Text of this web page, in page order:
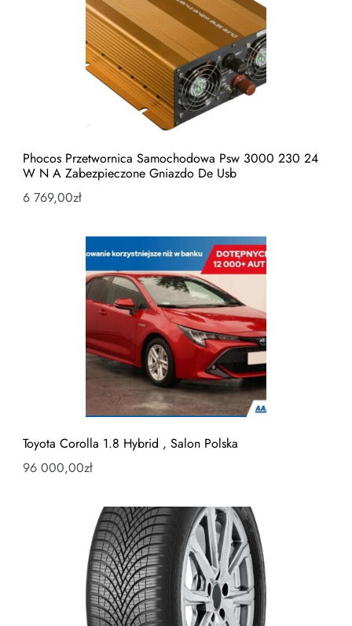
Phocos Przetwornica Samochodowa Psw 3000 230 24
W N A Zabezpieczone Gniazdo De Usb
6 769,00zł
Toyota Corolla 1.8 Hybrid , Salon Polska
96 000,00zł